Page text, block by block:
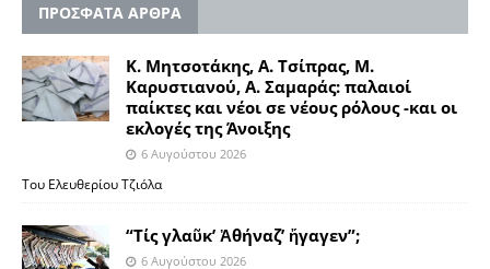
ΠΡΟΣΦΑΤΑ ΑΡΘΡΑ
Κ. Μητσοτάκης, Α. Τσίπρας, Μ.
Καρυστιανού, Α. Σαμαράς: παλαιοί
παίκτες και νέοι σε νέους ρόλους -και οι
εκλογές της Άνοιξης
6 Αυγούστου 2026
Του Ελευθερίου Τζιόλα
“Τίς γλαῦκ’ Ἀθήναζ’ ἤγαγεν”;
6 Αυγούστου 2026